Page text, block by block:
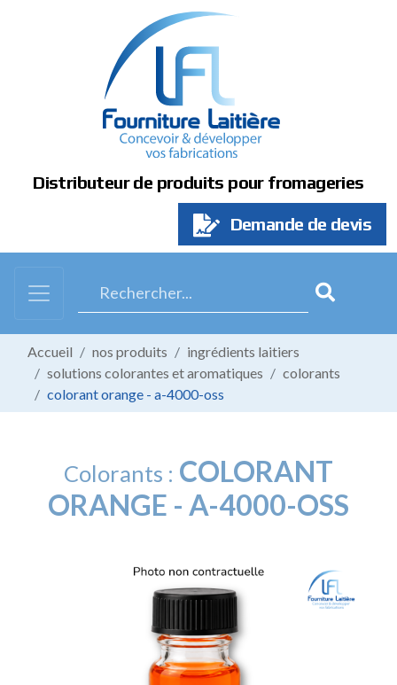
Distributeur de produits pour fromageries
Demande de devis
Accueil nos produits
ingrédients laitiers
solutions colorantes et aromatiques
colorants
colorant orange - a-4000-oss
Colorants : COLORANT
ORANGE - A-4000-OSS
Panneau de gestion des cookies